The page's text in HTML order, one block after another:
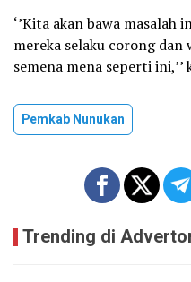
‘’Kita akan bawa masalah
mereka selaku corong dan
semena mena seperti ini,’’
Pemkab Nunukan
Trending di